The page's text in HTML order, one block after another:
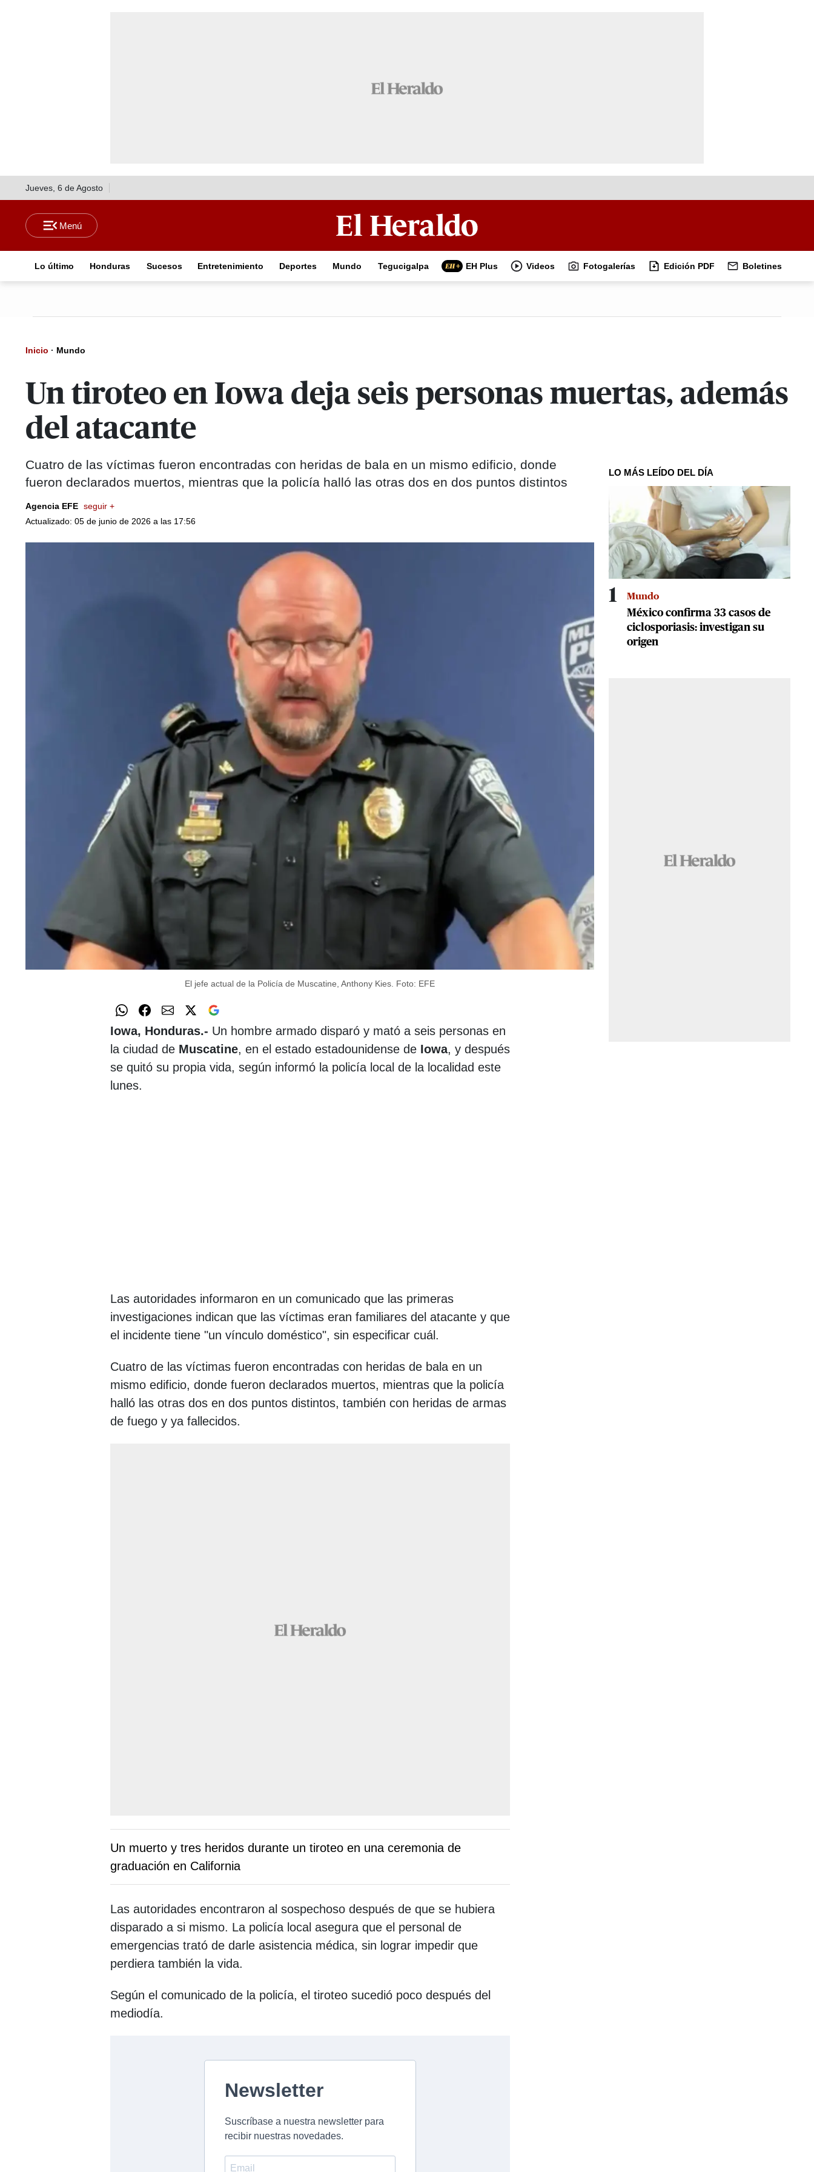
Jueves, 6 de Agosto
Lo último Honduras Sucesos Entretenimiento Deportes Mundo Tegucigalpa EH Plus Videos Fotogalerías Edición PDF Boletines
Inicio · Mundo
Un tiroteo en Iowa deja seis personas muertas, además
del atacante
Cuatro de las víctimas fueron encontradas con heridas de bala en un mismo edificio, donde
fueron declarados muertos, mientras que la policía halló las otras dos en dos puntos distintos
Agencia EFE seguir +
Actualizado: 05 de junio de 2026 a las 17:56
El jefe actual de la Policía de Muscatine, Anthony Kies. Foto: EFE
Iowa, Honduras.- Un hombre armado disparó y mató a seis personas en
la ciudad de Muscatine, en el estado estadounidense de Iowa, y después
se quitó su propia vida, según informó la policía local de la localidad este
lunes.
Las autoridades informaron en un comunicado que las primeras
investigaciones indican que las víctimas eran familiares del atacante y que
el incidente tiene "un vínculo doméstico", sin especificar cuál.
Cuatro de las víctimas fueron encontradas con heridas de bala en un
mismo edificio, donde fueron declarados muertos, mientras que la policía
halló las otras dos en dos puntos distintos, también con heridas de armas
de fuego y ya fallecidos.
Un muerto y tres heridos durante un tiroteo en una ceremonia de
graduación en California
Las autoridades encontraron al sospechoso después de que se hubiera
disparado a si mismo. La policía local asegura que el personal de
emergencias trató de darle asistencia médica, sin lograr impedir que
perdiera también la vida.
Según el comunicado de la policía, el tiroteo sucedió poco después del
mediodía.
LO MÁS LEÍDO DEL DÍA
1 Mundo
México confirma 33 casos de
ciclosporiasis: investigan su
origen